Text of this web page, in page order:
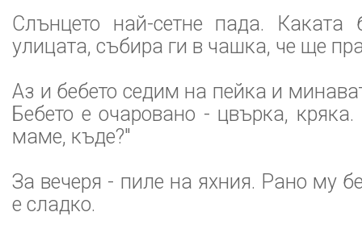
Слънцето най-сетне пада. Каката
улицата, събира ги в чашка, че ще
Аз и бебето седим на пейка и
Бебето е очаровано - цвърка,
маме, къде?"
За вечеря - пиле на яхния. Рано му
е сладко.